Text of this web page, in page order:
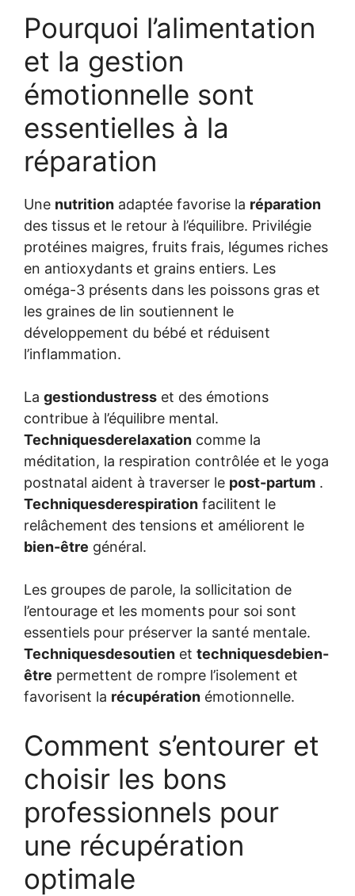
Pourquoi l’alimentation
et la gestion
émotionnelle sont
essentielles à la
réparation
Une nutrition adaptée favorise la réparation
des tissus et le retour à l’équilibre. Privilégie
protéines maigres, fruits frais, légumes riches
en antioxydants et grains entiers. Les
oméga-3 présents dans les poissons gras et
les graines de lin soutiennent le
développement du bébé et réduisent
l’inflammation.
La gestiondustress et des émotions
contribue à l’équilibre mental.
Techniquesderelaxation comme la
méditation, la respiration contrôlée et le yoga
postnatal aident à traverser le post-partum .
Techniquesderespiration facilitent le
relâchement des tensions et améliorent le
bien-être général.
Les groupes de parole, la sollicitation de
l’entourage et les moments pour soi sont
essentiels pour préserver la santé mentale.
Techniquesdesoutien et techniquesdebien-
être permettent de rompre l’isolement et
favorisent la récupération émotionnelle.
Comment s’entourer et
choisir les bons
professionnels pour
une récupération
optimale